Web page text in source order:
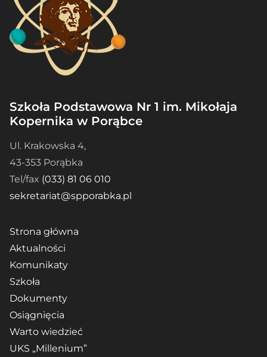
Szkoła Podstawowa Nr 1 im. Mikołaja
Kopernika w Porąbce
Ul. Krakowska 4,
43-353 Porąbka
Tel/fax (033) 81 06 010
sekretariat@spporabka.pl
Strona główna
Aktualności
Komunikaty
Szkoła
Dokumenty
Osiągnięcia
Warto wiedzieć
UKS „Millenium”